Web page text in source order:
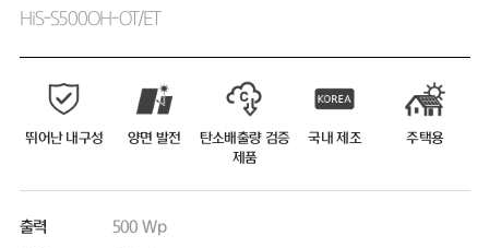
HiS-S500OH-OT/ET
뛰어난 내구성 양면 발전
탄소배출량 검증
제품
국내 제조 주택용
출력
500 Wp